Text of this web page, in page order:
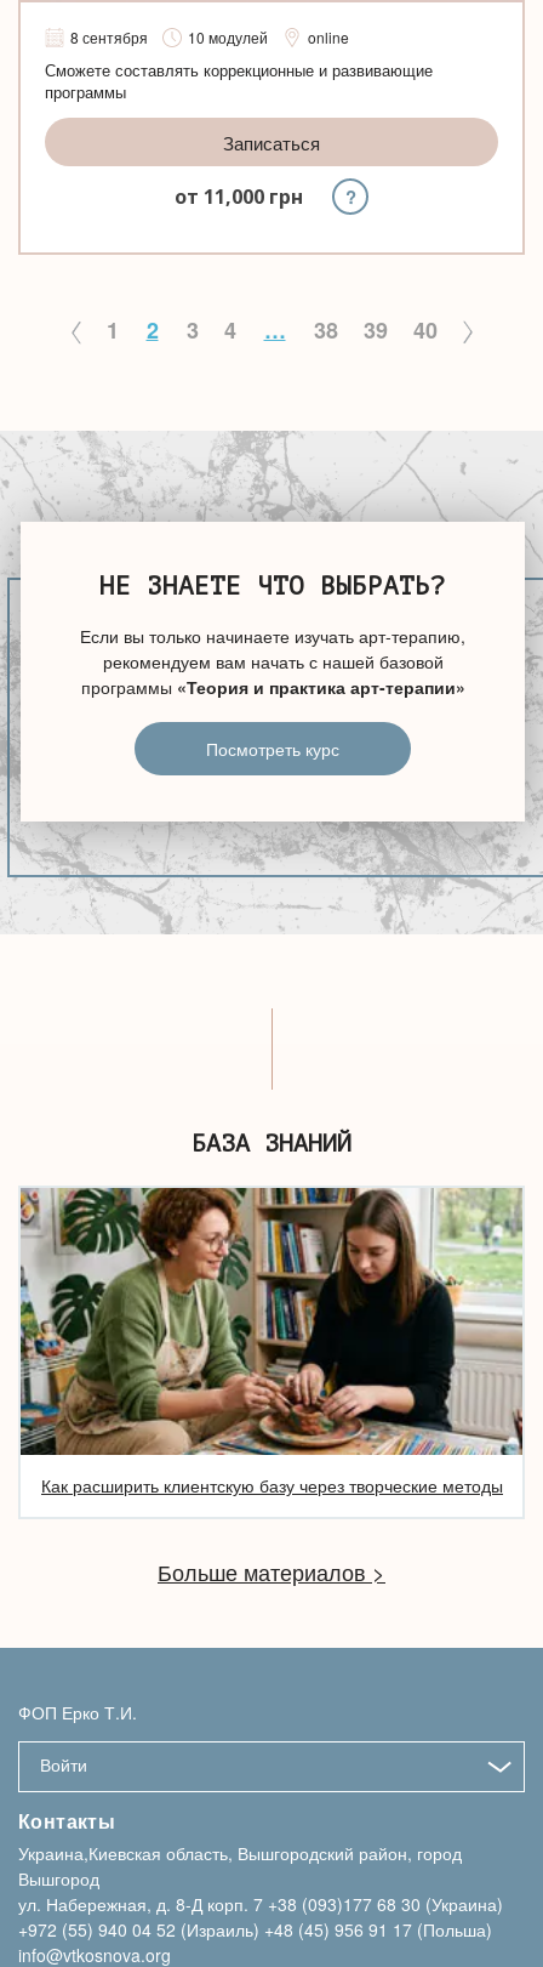
8 сентября 10 модулей online
Сможете составлять коррекционные и развивающие
программы
Записаться
от 11,000 грн ?
1 2 3 4 … 38 39 40
НЕ ЗНАЕТЕ ЧТО ВЫБРАТЬ?
Если вы только начинаете изучать арт-терапию,
рекомендуем вам начать с нашей базовой
программы «Теория и практика арт-терапии»
Посмотреть курс
БАЗА ЗНАНИЙ
Как расширить клиентскую базу через творческие методы
Больше материалов >
ФОП Ерко Т.И.
Войти
Контакты
Украина,Киевская область, Вышгородский район, город
Вышгород
ул. Набережная, д. 8-Д корп. 7 +38 (093)177 68 30 (Украина)
+972 (55) 940 04 52 (Израиль) +48 (45) 956 91 17 (Польша)
info@vtkosnova.org